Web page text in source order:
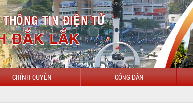
CHÍNH QUYỀN CÔNG DÂN